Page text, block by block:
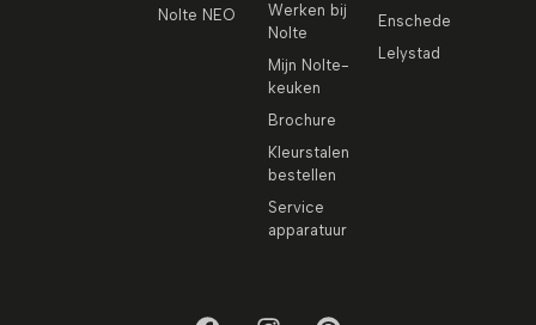
Nolte NEO
Werken bij
Nolte
Mijn Nolte-
keuken
Brochure
Kleurstalen
bestellen
Service
apparatuur
Enschede
Lelystad